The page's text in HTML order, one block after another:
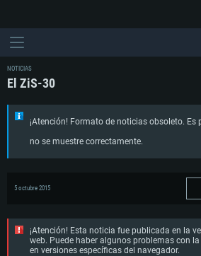
NOTICIAS
El ZiS-30
¡Atención! Formato de noticias obsoleto. Es
no se muestre correctamente.
5 octubre 2015
¡Atención! Esta noticia fue publicada en la
web. Puede haber algunos problemas con
en versiones específicas del navegador.